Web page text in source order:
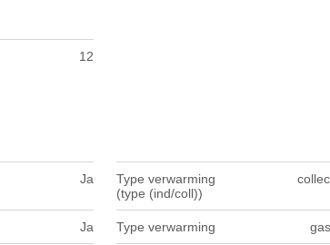
12
Ja
Type verwarming
(type (ind/coll))
Ja Type verwarming